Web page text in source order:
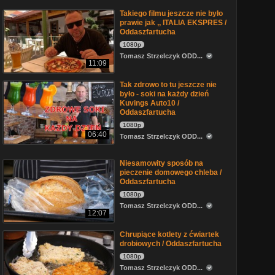
11:09
Takiego filmu jeszcze nie było
prawie jak ,, ITALIA EKSPRES /
Oddaszfartucha
1080p
Tomasz Strzelczyk ODD...
06:40
Tak zdrowo to tu jeszcze nie
było - soki na każdy dzień
Kuvings Auto10 /
Oddaszfartucha
1080p
Tomasz Strzelczyk ODD...
12:07
Niesamowity sposób na
pieczenie domowego chleba /
Oddaszfartucha
1080p
Tomasz Strzelczyk ODD...
Chrupiące kotlety z ćwiartek
drobiowych / Oddaszfartucha
1080p
Tomasz Strzelczyk ODD...